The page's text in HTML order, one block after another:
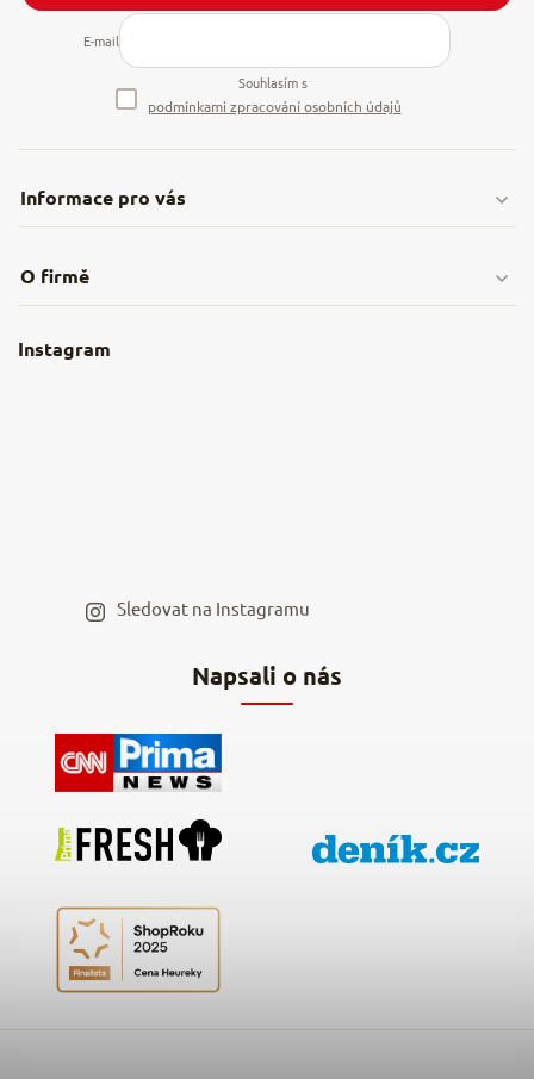
Informace pro vás
Obchodní podmínky
Nejčastější dotazy
E-mail
Souhlasím s
podmínkami zpracování osobních údajů
Napsali o nás
Instagram
Sledovat na Instagramu
O firmě
Hodnocení obchodu